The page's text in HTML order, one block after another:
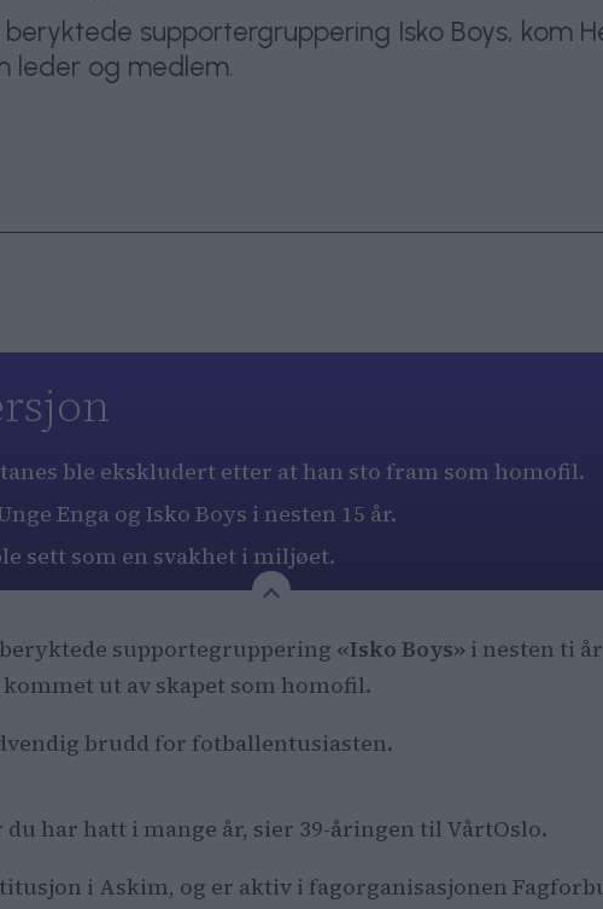
supportergruppering Isko Boys, kom
leder og medlem.
ble ekskludert etter at han sto fram som homofil.
Enga og Isko Boys i nesten 15 år.
sett som en svakhet i miljøet.
beryktede supportegruppering «Isko Boys» i nesten ti
ut av skapet som homofil.
brudd for fotballentusiasten.
har hatt i mange år, sier 39-åringen til VårtOslo.
i Askim, og er aktiv i fagorganisasjonen